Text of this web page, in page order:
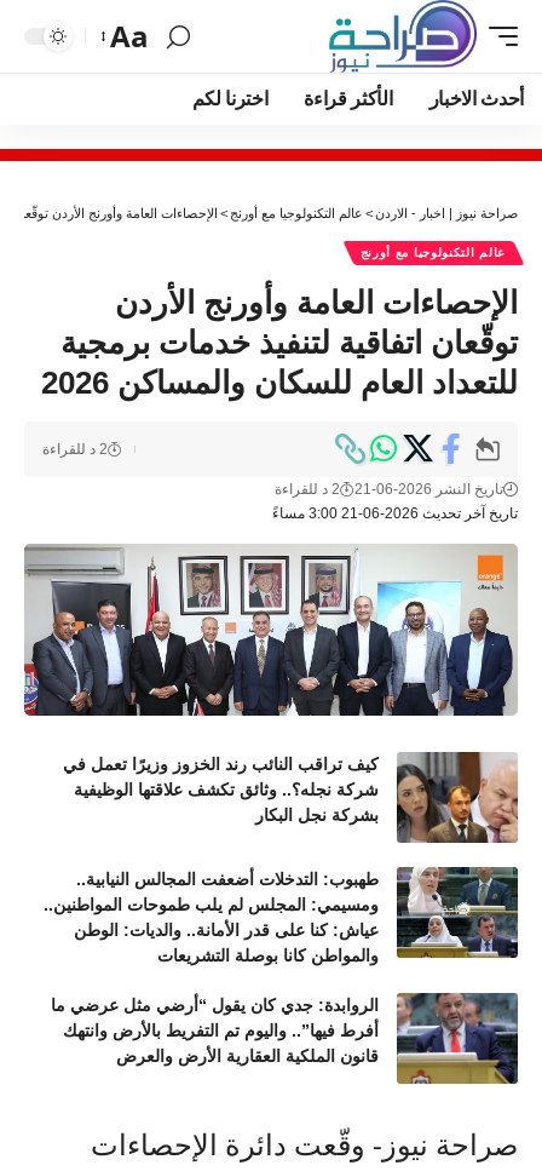
Aa
أحدث الاخبار الأكثر قراءة اخترنا لكم
صراحة نيوز | اخبار - الاردن> عالم التكنولوجيا مع أورنج > الإحصاءات العامة وأورنج الأردن توقّعان
عالم التكنولوجيا مع أورنج
الإحصاءات العامة وأورنج الأردن
توقّعان اتفاقية لتنفيذ خدمات برمجية
للتعداد العام للسكان والمساكن 2026
تاريخ آخر تحديث 2026-06-21 3:00 مساءً
تاريخ النشر 2026-06-21 2 د للقراءة
2 د للقراءة
كيف تراقب النائب رند الخزوز وزيرًا تعمل في
شركة نجله؟.. وثائق تكشف علاقتها الوظيفية
بشركة نجل البكار
طهبوب: التدخلات أضعفت المجالس النيابية..
ومسيمي: المجلس لم يلب طموحات المواطنين..
عياش: كنا على قدر الأمانة.. والديات: الوطن
والمواطن كانا بوصلة التشريعات
الروابدة: جدي كان يقول “أرضي مثل عرضي ما
أفرط فيها”.. واليوم تم التفريط بالأرض وانتهك
قانون الملكية العقارية الأرض والعرض
صراحة نيوز- وقّعت دائرة الإحصاءات